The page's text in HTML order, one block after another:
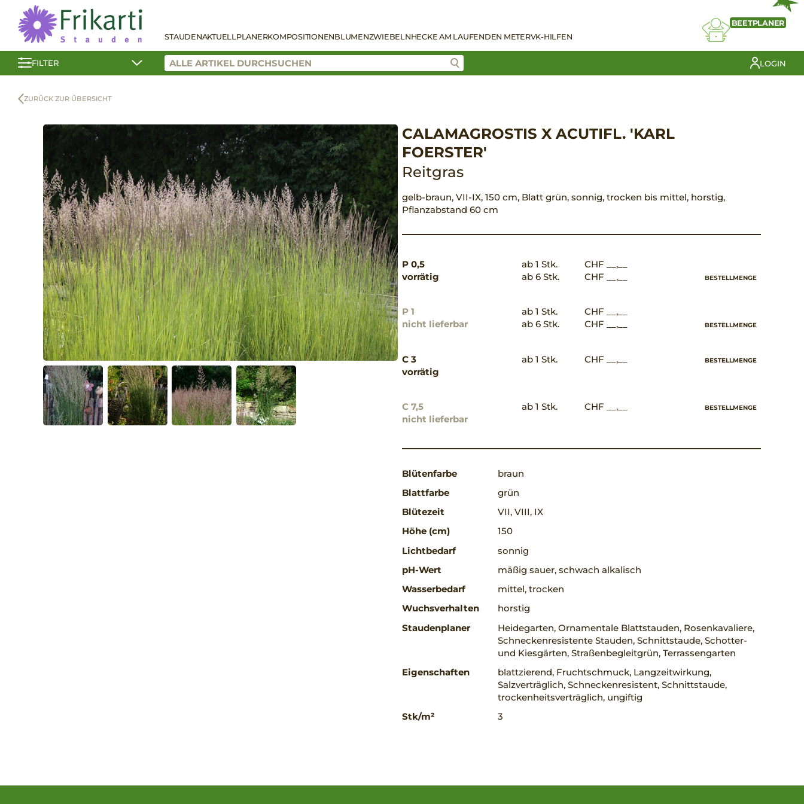
STAUDENAKTUELLPLANERKOMPOSITIONENBLUMENZWIEBELNHECKE AM LAUFENDEN METERVK-HILFEN
NEU
BEETPLANER
FILTER LOGIN
ZURÜCK ZUR ÜBERSICHT
CALAMAGROSTIS X ACUTIFL. 'KARL
FOERSTER'
Reitgras
gelb-braun, VII-IX, 150 cm, Blatt grün, sonnig, trocken bis mittel, horstig,
Pflanzabstand 60 cm
P 0,5
vorrätig
ab 1 Stk.
CHF __,__
ab 6 Stk.
CHF __,__ BESTELLMENGE
P 1
nicht lieferbar
ab 1 Stk.
CHF __,__
ab 6 Stk.
CHF __,__ BESTELLMENGE
C 3
vorrätig
ab 1 Stk. CHF __,__ BESTELLMENGE
C 7,5
nicht lieferbar
ab 1 Stk. CHF __,__ BESTELLMENGE
Blütenfarbe
braun
Blattfarbe
grün
Blütezeit
VII, VIII, IX
Höhe (cm)
150
Lichtbedarf
sonnig
pH-Wert
mäßig sauer, schwach alkalisch
Wasserbedarf
mittel, trocken
Wuchsverhalten
horstig
Staudenplaner
Heidegarten, Ornamentale Blattstauden, Rosenkavaliere,
Schneckenresistente Stauden, Schnittstaude, Schotter-
und Kiesgärten, Straßenbegleitgrün, Terrassengarten
Eigenschaften
blattzierend, Fruchtschmuck, Langzeitwirkung,
Salzverträglich, Schneckenresistent, Schnittstaude,
trockenheitsverträglich, ungiftig
Stk/m²
3